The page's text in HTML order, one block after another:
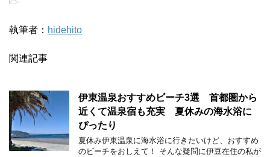
執筆者： hidehito
関連記事
伊東温泉おすすめビーチ3選 首都圏から
近くて温泉宿も充実 夏休みの海水浴に
ぴったり
夏休み伊東温泉に海水浴に行きたいけど、おすすめ
のビーチをおしえて！ そんな疑問に伊豆在住の私が